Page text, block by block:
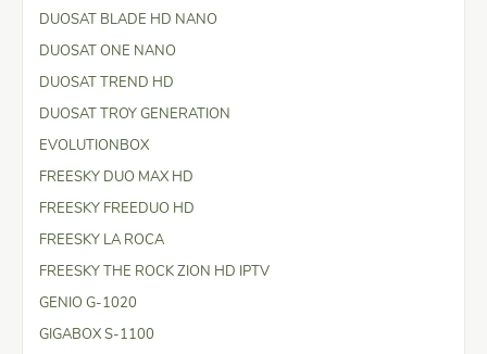
DUOSAT BLADE HD NANO
DUOSAT ONE NANO
DUOSAT TREND HD
DUOSAT TROY GENERATION
EVOLUTIONBOX
FREESKY DUO MAX HD
FREESKY FREEDUO HD
FREESKY LA ROCA
FREESKY THE ROCK ZION HD IPTV
GENIO G-1020
GIGABOX S-1100